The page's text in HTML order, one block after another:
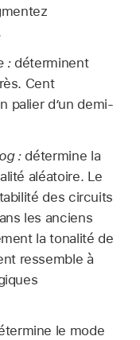
:déterminent
Cent
palier d’un demi-
:détermine la
aléatoire. Le
des circuits
les anciens
la tonalité de
ressemble à
le mode